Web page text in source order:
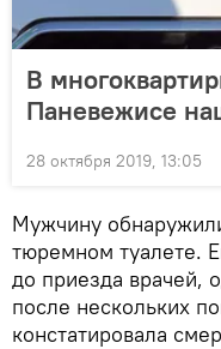
В
Паневежисе
28 октября 2019, 13:05
Мужчину
тюремном туалете.
до приезда врачей,
после нескольких
констатировала